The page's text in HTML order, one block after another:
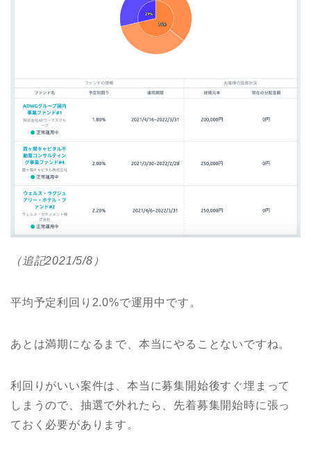
（追記2021/5/8）
平均予定利回り2.0%で運用中です。
あとは満期になるまで、本当にやることないですね。
利回りがいい案件は、本当に募集開始後すぐ埋まって
しまうので、抽選で外れたら、先着募集開始時に張っ
ておく必要があります。